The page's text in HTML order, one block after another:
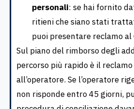
personali: se hai fornito
ritieni che siano stati
puoi presentare reclamo al
Sul piano del rimborso degli
percorso più rapido è il
all’operatore. Se l’operatore
non risponde entro 45 giorni,